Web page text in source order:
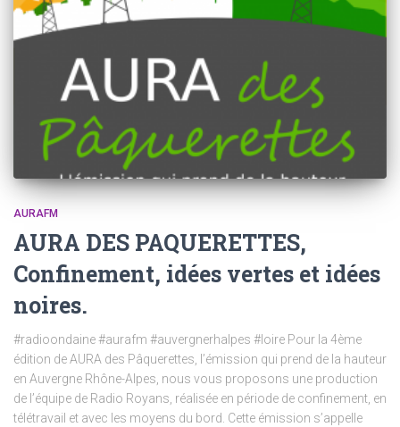
AURAFM
AURA DES PAQUERETTES,
Confinement, idées vertes et idées
noires.
#radioondaine #aurafm #auvergnerhalpes #loire Pour la 4ème
édition de AURA des Pâquerettes, l’émission qui prend de la hauteur
en Auvergne Rhône-Alpes, nous vous proposons une production
de l’équipe de Radio Royans, réalisée en période de confinement, en
télétravail et avec les moyens du bord. Cette émission s’appelle